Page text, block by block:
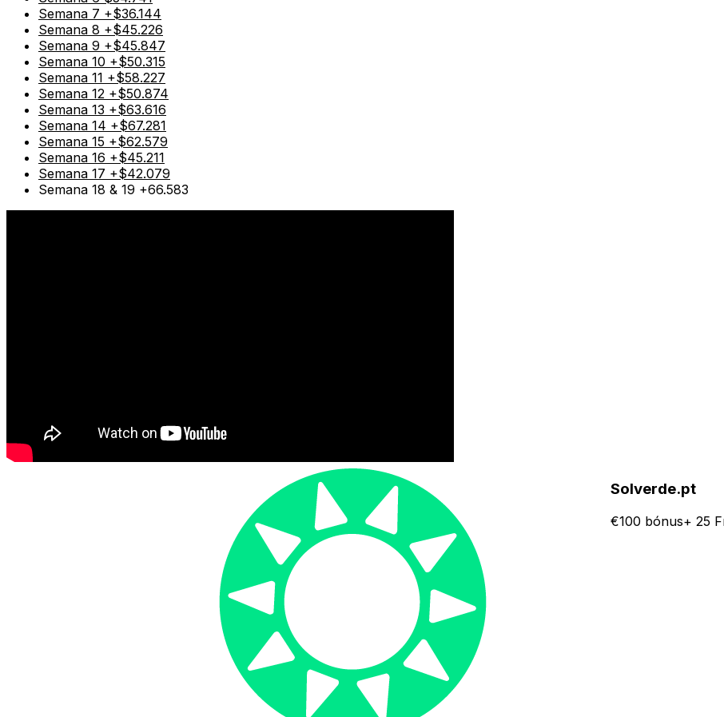
Semana 7 +$36.144
Semana 8 +$45.226
Semana 9 +$45.847
Semana 10 +$50.315
Semana 11 +$58.227
Semana 12 +$50.874
Semana 13 +$63.616
Semana 14 +$67.281
Semana 15 +$62.579
Semana 16 +$45.211
Semana 17 +$42.079
Semana 18 & 19 +66.583
Solverde.pt
€100 bónus+ 25